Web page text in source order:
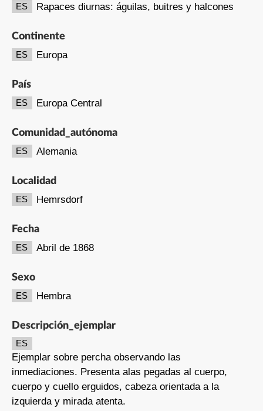
ES Rapaces diurnas: águilas, buitres y halcones
Continente
ES Europa
País
ES Europa Central
Comunidad_autónoma
ES Alemania
Localidad
ES Hemrsdorf
Fecha
ES Abril de 1868
Sexo
ES Hembra
Descripción_ejemplar
ES
Ejemplar sobre percha observando las
inmediaciones. Presenta alas pegadas al cuerpo,
cuerpo y cuello erguidos, cabeza orientada a la
izquierda y mirada atenta.